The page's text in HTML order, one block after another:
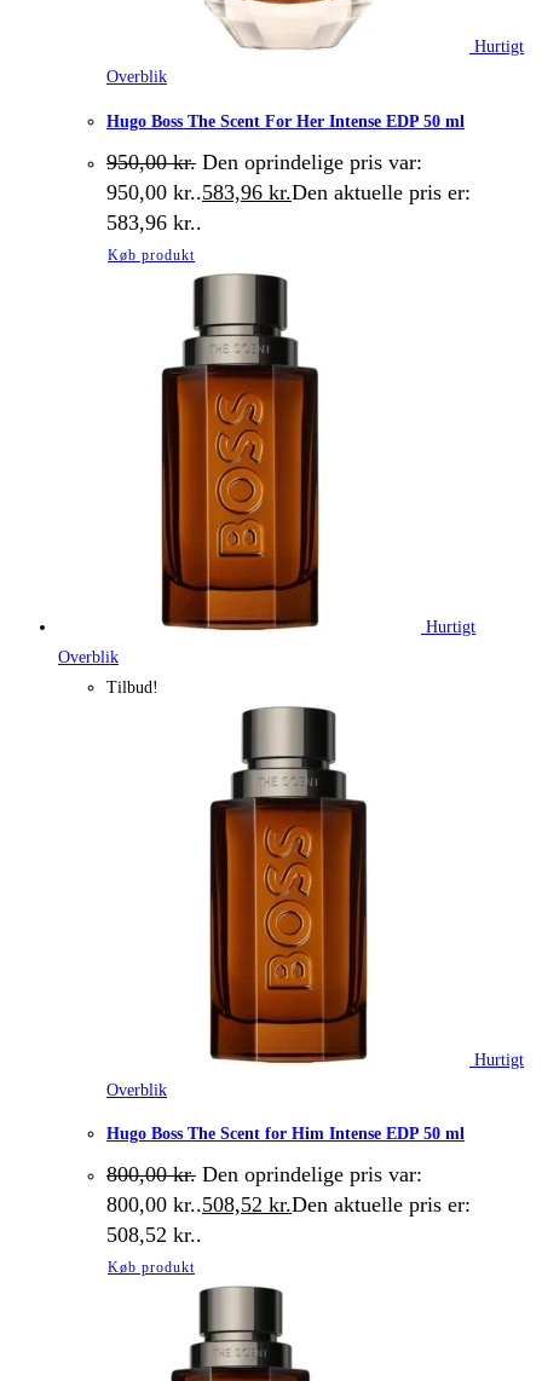
Hurtigt
Overblik
Hugo Boss The Scent For Her Intense EDP 50 ml
950,00kr. Den oprindelige pris var:
950,00 kr..583,96 kr.Den aktuelle pris er:
583,96 kr..
Køb produkt
Hurtigt
Overblik
Tilbud!
Hurtigt
Overblik
Hugo Boss The Scent for Him Intense EDP 50 ml
800,00kr. Den oprindelige pris var:
800,00 kr..508,52 kr.Den aktuelle pris er:
508,52 kr..
Køb produkt